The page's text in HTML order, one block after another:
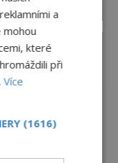
a
mohou
které
při
Více
(1616)